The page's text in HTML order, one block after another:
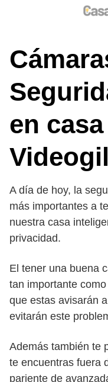
en
A día de hoy, la
más importantes a
nuestra casa
privacidad.
El tener una buena
tan importante
que estas avisarán
evitarán este
Además también te
te encuentras fuera
pariente de